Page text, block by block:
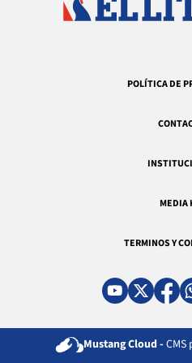
POLÍTICA DE
MEDIA
TERMINOS Y
Mustang Cloud -